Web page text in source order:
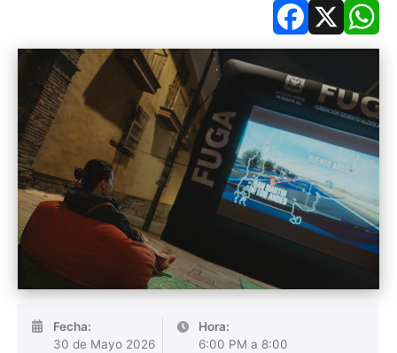
Facebook
X
Fecha:
30 de Mayo 2026
Hora:
6:00 PM a 8:00